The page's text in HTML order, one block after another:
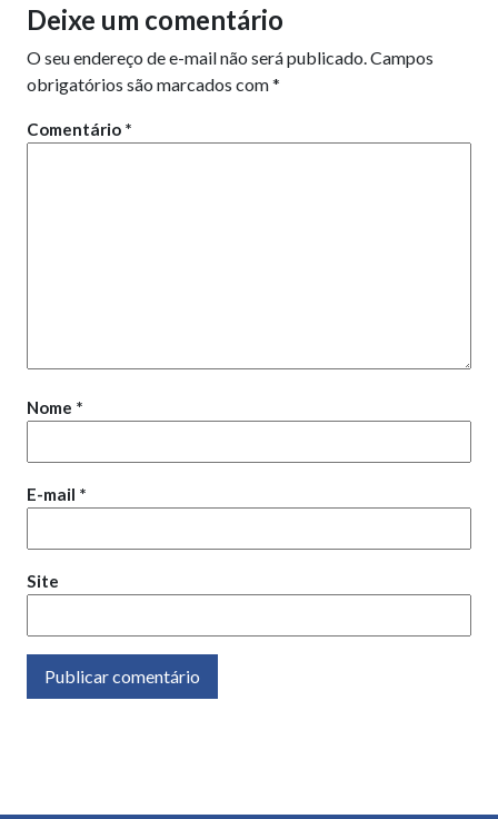
Deixe um comentário
O seu endereço de e-mail não será publicado.Campos
obrigatórios são marcados com*
Comentário *
Nome *
E-mail *
Site